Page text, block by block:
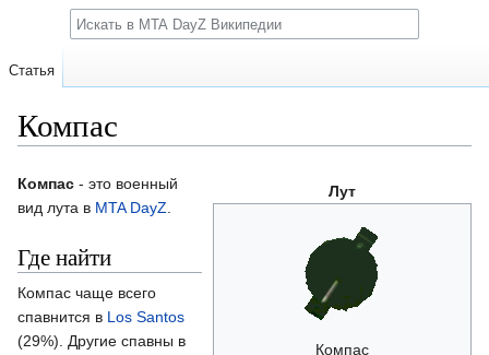
Компас
Перейти
Перейти
Лут
Компас
Компас - это военный
вид лута в MTA DayZ.
Где найти
Компас чаще всего
спавнится в Los Santos
(29%). Другие спавны в
Статья